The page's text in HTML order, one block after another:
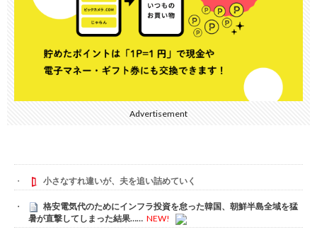
Advertisement
小さなすれ違いが、夫を追い詰めていく
格安電気代のためにインフラ投資を怠った韓国、朝鮮半島全域を猛
暑が直撃してしまった結果…… NEW!